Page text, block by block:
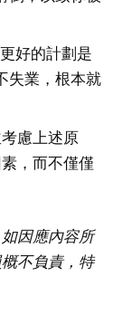
好的計劃是
失業，根本就
慮上述原
，而不僅僅
因應內容所
不負責，特